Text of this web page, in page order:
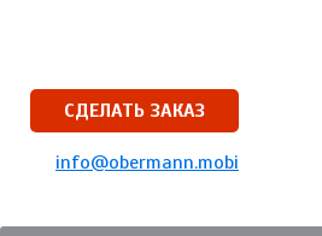
СДЕЛАТЬ ЗАКАЗ
info@obermann.mobi